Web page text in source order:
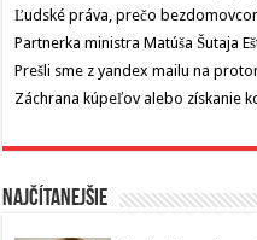
Ľudské práva, prečo
Partnerka ministra Matúša Šutaja
Prešli sme z yandex mailu na
Záchrana kúpeľov alebo získanie
Najčítanejšie